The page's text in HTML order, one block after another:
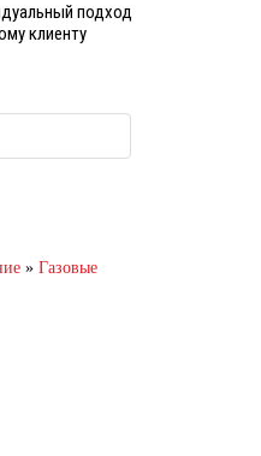
подход
клиенту
» Газовые